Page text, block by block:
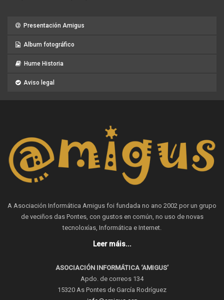
Presentación Amigus
Album fotográfico
Hume Historia
Aviso legal
A Asociación Informática Amigus foi fundada no ano 2002 por un grupo
de veciños das Pontes, con gustos en común, no uso de novas
tecnoloxías, Informática e Internet.
Leer máis...
ASOCIACIÓN INFORMÁTICA ‘AMIGUS’
Apdo. de correos 134
15320 As Pontes de García Rodríguez